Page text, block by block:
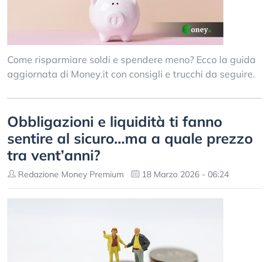
Come risparmiare soldi e spendere meno? Ecco la guida
aggiornata di Money.it con consigli e trucchi da seguire.
Obbligazioni e liquidità ti fanno
sentire al sicuro…ma a quale prezzo
tra vent’anni?
Redazione Money Premium 18 Marzo 2026 - 06:24